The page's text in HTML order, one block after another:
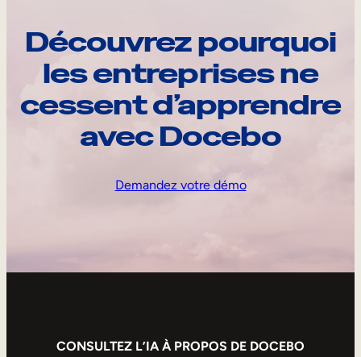
Découvrez pourquoi
les entreprises ne
cessent d’apprendre
avec Docebo
Demandez votre démo
CONSULTEZ L’IA À PROPOS DE DOCEBO